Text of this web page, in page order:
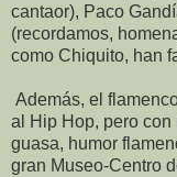
cantaor), Paco
(recordamos,
como Chiquito, han
Además, el
al Hip Hop, pero con
guasa, humor
gran Museo-Centro